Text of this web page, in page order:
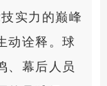
实力的巅峰
动诠释。球
、幕后人员